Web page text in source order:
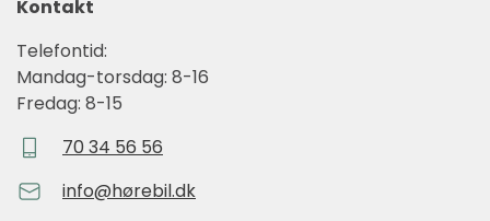
Kontakt
Telefontid:
Mandag-torsdag: 8-16
Fredag: 8-15
70 34 56 56
info@hørebil.dk